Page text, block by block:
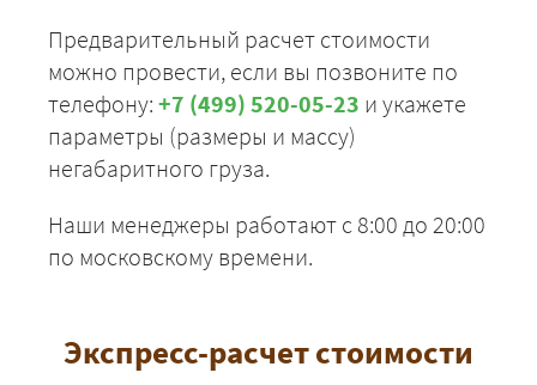
Предварительный расчет стоимости
можно провести, если вы позвоните по
телефону: +7 (499) 520-05-23 и укажете
параметры (размеры и массу)
негабаритного груза.
Наши менеджеры работают с 8:00 до 20:00
по московскому времени.
Экспресс-расчет стоимости